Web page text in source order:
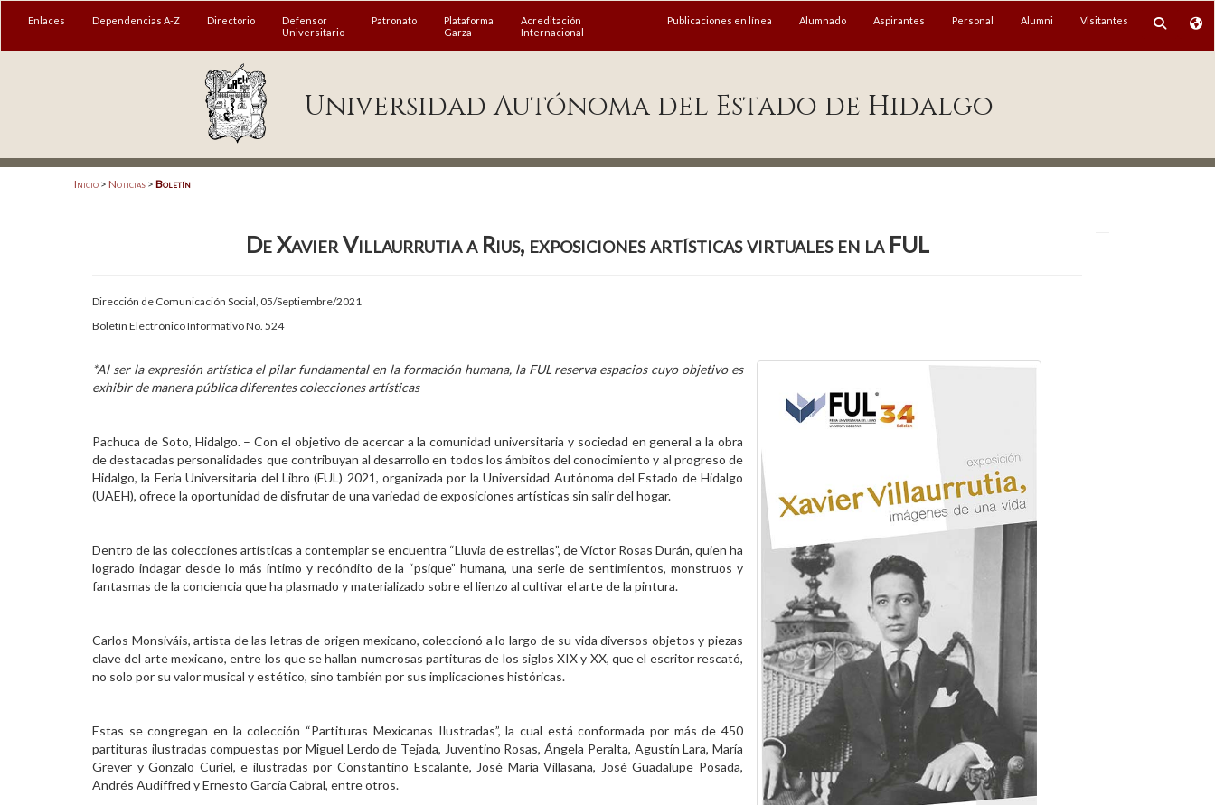
MENÚ
Acreditación Internacional
Enlaces Dependencias A-Z Directorio
Defensor
Universitario
Patronato
Plataforma
Garza
Acreditación
Internacional
Publicaciones en línea Alumnado Aspirantes Personal Alumni Visitantes
Universidad Autónoma del Estado de Hidalgo
Inicio > Noticias > Boletín
De Xavier Villaurrutia a Rius, exposiciones artísticas virtuales en la FUL
Dirección de Comunicación Social, 05/Septiembre/2021
Boletín Electrónico Informativo No. 524
*Al ser la expresión artística el pilar fundamental en la formación humana, la FUL reserva espacios cuyo objetivo es
exhibir de manera pública diferentes colecciones artísticas
Pachuca de Soto, Hidalgo. – Con el objetivo de acercar a la comunidad universitaria y sociedad en general a la obra
de destacadas personalidades que contribuyan al desarrollo en todos los ámbitos del conocimiento y al progreso de
Hidalgo, la Feria Universitaria del Libro (FUL) 2021, organizada por la Universidad Autónoma del Estado de Hidalgo
(UAEH), ofrece la oportunidad de disfrutar de una variedad de exposiciones artísticas sin salir del hogar.
Dentro de las colecciones artísticas a contemplar se encuentra “Lluvia de estrellas”, de Víctor Rosas Durán, quien ha
logrado indagar desde lo más íntimo y recóndito de la “psique” humana, una serie de sentimientos, monstruos y
fantasmas de la conciencia que ha plasmado y materializado sobre el lienzo al cultivar el arte de la pintura.
Carlos Monsiváis, artista de las letras de origen mexicano, coleccionó a lo largo de su vida diversos objetos y piezas
clave del arte mexicano, entre los que se hallan numerosas partituras de los siglos XIX y XX, que el escritor rescató,
no solo por su valor musical y estético, sino también por sus implicaciones históricas.
Estas se congregan en la colección “Partituras Mexicanas Ilustradas”, la cual está conformada por más de 450
partituras ilustradas compuestas por Miguel Lerdo de Tejada, Juventino Rosas, Ángela Peralta, Agustín Lara, María
Grever y Gonzalo Curiel, e ilustradas por Constantino Escalante, José María Villasana, José Guadalupe Posada,
Andrés Audiffred y Ernesto García Cabral, entre otros.